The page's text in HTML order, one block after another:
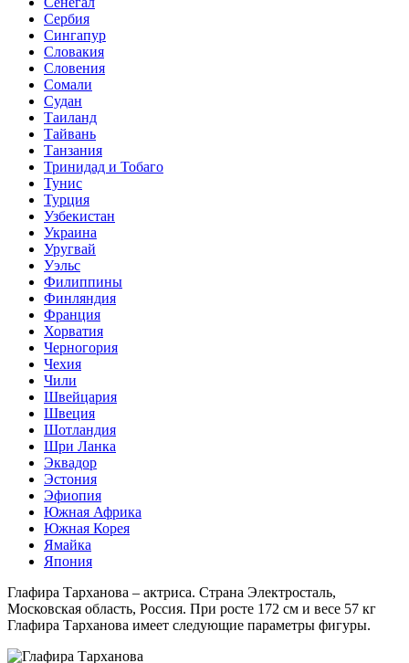
Сербия
Сингапур
Словакия
Словения
Сомали
Судан
Таиланд
Тайвань
Танзания
Тринидад и Тобаго
Тунис
Турция
Узбекистан
Украина
Уругвай
Уэльс
Филиппины
Финляндия
Франция
Хорватия
Черногория
Чехия
Чили
Швейцария
Швеция
Шотландия
Шри Ланка
Эквадор
Эстония
Эфиопия
Южная Африка
Южная Корея
Ямайка
Япония
Глафира Тарханова – актриса. Страна Электросталь,
Московская область, Россия. При росте 172 см и весе 57 кг
Глафира Тарханова имеет следующие параметры фигуры.